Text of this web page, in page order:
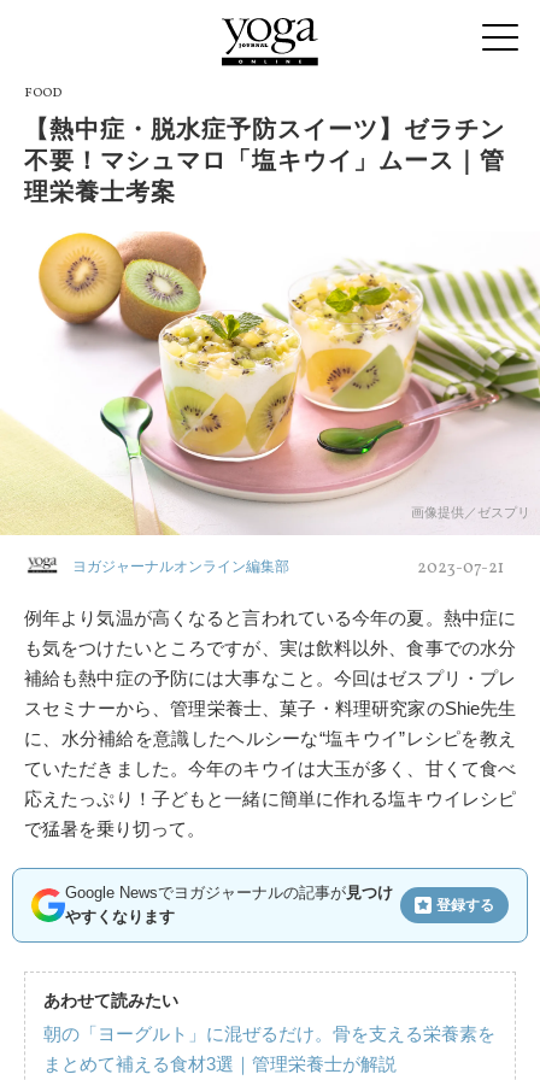
FOOD
【熱中症・脱水症予防スイーツ】ゼラチン
不要！マシュマロ「塩キウイ」ムース｜管
理栄養士考案
画像提供／ゼスプリ
ヨガジャーナルオンライン編集部 2023-07-21
例年より気温が高くなると言われている今年の夏。熱中症に
も気をつけたいところですが、実は飲料以外、食事での水分
補給も熱中症の予防には大事なこと。今回はゼスプリ・プレ
スセミナーから、管理栄養士、菓子・料理研究家のShie先生
に、水分補給を意識したヘルシーな“塩キウイ”レシピを教え
ていただきました。今年のキウイは大玉が多く、甘くて食べ
応えたっぷり！子どもと一緒に簡単に作れる塩キウイレシピ
で猛暑を乗り切って。
Google Newsでヨガジャーナルの記事が見つけ
やすくなります
登録する
あわせて読みたい
朝の「ヨーグルト」に混ぜるだけ。骨を支える栄養素を
まとめて補える食材3選｜管理栄養士が解説